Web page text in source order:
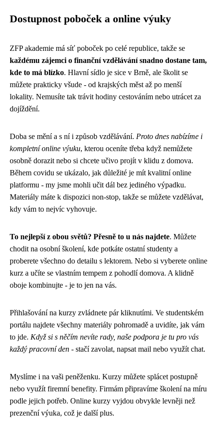
Dostupnost poboček a online výuky
ZFP akademie má síť poboček po celé republice, takže se
každému zájemci o finanční vzdělávání snadno dostane tam,
kde to má blízko. Hlavní sídlo je sice v Brně, ale školit se
můžete prakticky všude - od krajských měst až po menší
lokality. Nemusíte tak trávit hodiny cestováním nebo utrácet za
dojíždění.
Doba se mění a s ní i způsob vzdělávání. Proto dnes nabízíme i
kompletní online výuku, kterou oceníte třeba když nemůžete
osobně dorazit nebo si chcete učivo projít v klidu z domova.
Během covidu se ukázalo, jak důležité je mít kvalitní online
platformu - my jsme mohli učit dál bez jediného výpadku.
Materiály máte k dispozici non-stop, takže se můžete vzdělávat,
kdy vám to nejvíc vyhovuje.
To nejlepší z obou světů? Přesně to u nás najdete. Můžete
chodit na osobní školení, kde potkáte ostatní studenty a
proberete všechno do detailu s lektorem. Nebo si vyberete online
kurz a učíte se vlastním tempem z pohodlí domova. A klidně
oboje kombinujte - je to jen na vás.
Přihlašování na kurzy zvládnete pár kliknutími. Ve studentském
portálu najdete všechny materiály pohromadě a uvidíte, jak vám
to jde. Když si s něčím nevíte rady, naše podpora je tu pro vás
každý pracovní den - stačí zavolat, napsat mail nebo využít chat.
Myslíme i na vaši peněženku. Kurzy můžete splácet postupně
nebo využít firemní benefity. Firmám připravíme školení na míru
podle jejich potřeb. Online kurzy vyjdou obvykle levněji než
prezenční výuka, což je další plus.